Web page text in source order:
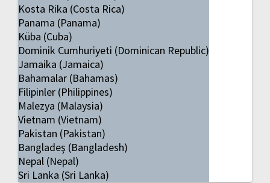
Kosta Rika (Costa Rica)
Panama (Panama)
Küba (Cuba)
Dominik Cumhuriyeti (Dominican Republic)
Jamaika (Jamaica)
Bahamalar (Bahamas)
Filipinler (Philippines)
Malezya (Malaysia)
Vietnam (Vietnam)
Pakistan (Pakistan)
Bangladeş (Bangladesh)
Nepal (Nepal)
Sri Lanka (Sri Lanka)